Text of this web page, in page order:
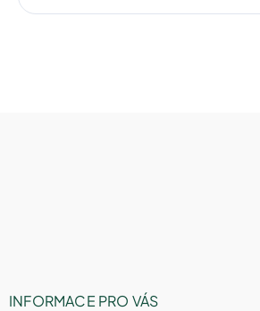
INFORMACE PRO VÁS